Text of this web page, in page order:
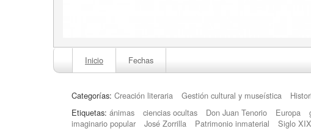
Inicio Fechas
Categorías: Creación literaria Gestión cultural y museística
Etiquetas: ánimas ciencias ocultas Don Juan Tenorio Europa
imaginario popular
José Zorrilla Patrimonio inmaterial Siglo XIX